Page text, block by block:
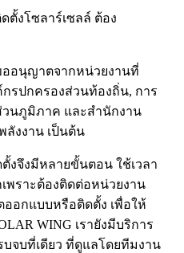
ออนุญาตจากหน่วยงานที่
กรปกครองส่วนท้องถิ่น, การ
นภูมิภาค และสำนักงาน
งงาน เป็นต้น
งจึงมีหลายขั้นตอน ใช้เวลา
พราะต้องติดต่อหน่วยงาน
อกแบบหรือติดตั้ง เพื่อให้
WING เรายังมีบริการ
รบจบที่เดียว ที่ดูแลโดยทีมงาน